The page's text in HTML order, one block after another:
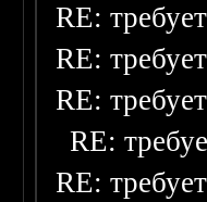
RE:
RE:
RE:
RE:
RE: